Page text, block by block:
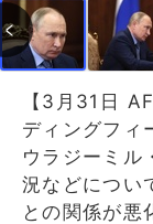
【3月31日
ディングフィ
ウラジーミル
況などについ
との関係が悪